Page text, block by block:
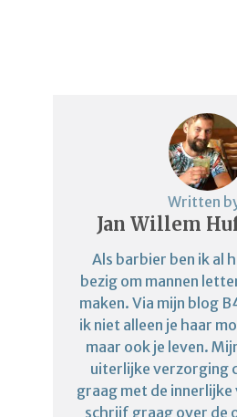
Written
Jan Willem
Als barbier ben ik al
bezig om mannen
maken. Via mijn blog
ik niet alleen je haar
maar ook je leven.
uiterlijke verzorging
graag met de
schrijf graag over de